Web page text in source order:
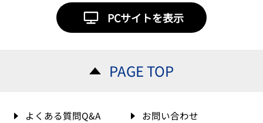
PCサイトを表示
PAGE TOP
よくある質問Q&A お問い合わせ